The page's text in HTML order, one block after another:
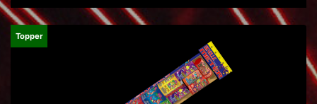
Topper